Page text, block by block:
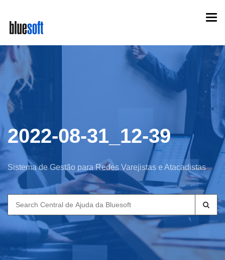
main
content
2022-08-31_12-39
Sistema de Gestão para Redes Varejistas e Atacadistas
Search
for: